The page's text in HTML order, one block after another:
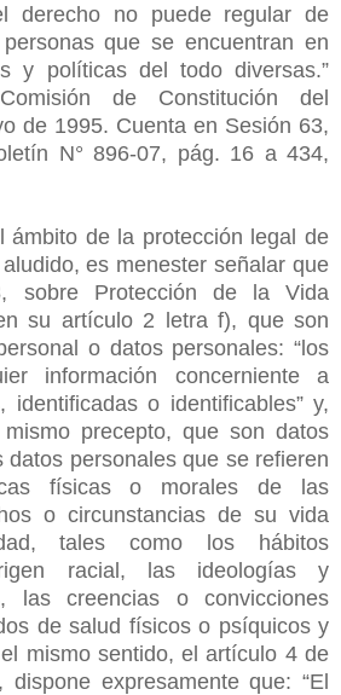
derecho no puede regular de
que se encuentran en
y políticas del todo diversas.”
de Constitución del
de 1995. Cuenta en Sesión 63,
N° 896-07, pág. 16 a 434,
ámbito de la protección legal de
es menester señalar que
sobre Protección de la Vida
su artículo 2 letra f), que son
o datos personales: “los
información concerniente a
identificadas o identificables” y,
precepto, que son datos
datos personales que se refieren
físicas o morales de las
o circunstancias de su vida
tales como los hábitos
racial, las ideologías y
las creencias o convicciones
de salud físicos o psíquicos y
mismo sentido, el artículo 4 de
expresamente que: “El